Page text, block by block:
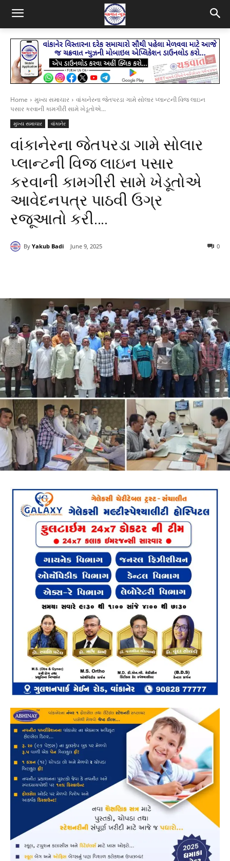
Home મુખ્ય સમાચાર
વાંકાનેરના જેતપરડા ગામે સોલાર પ્લાન્ટની વિજ લાઇન
પસાર કરવાની કામગીરી સામે ખેડૂતોએ...
મુખ્ય સમાચાર વાંકાનેર
વાંકાનેરના જેતપરડા ગામે સોલાર
પ્લાન્ટની વિજ લાઇન પસાર
કરવાની કામગીરી સામે ખેડૂતોએ
આવેદનપત્ર પાઠવી ઉગ્ર
રજૂઆતો કરી….
By Yakub Badi June 9, 2025 0